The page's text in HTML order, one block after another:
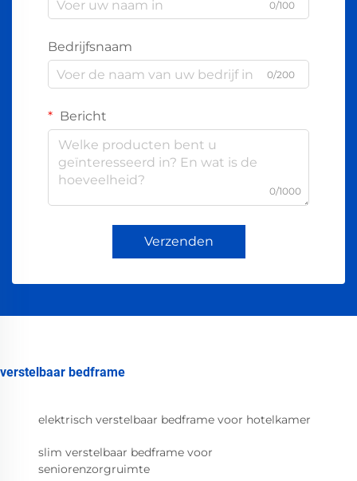
0/100
Bedrijfsnaam
0/200
Bericht
0/1000
Verzenden
verstelbaar bedframe
elektrisch verstelbaar bedframe voor hotelkamer
slim verstelbaar bedframe voor
seniorenzorgruimte